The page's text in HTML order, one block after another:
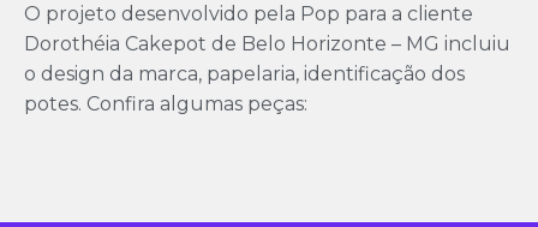
O projeto desenvolvido pela Pop para a cliente
Dorothéia Cakepot de Belo Horizonte – MG incluiu
o design da marca, papelaria, identificação dos
potes. Confira algumas peças: